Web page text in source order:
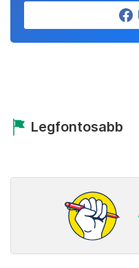
Legfontosabb